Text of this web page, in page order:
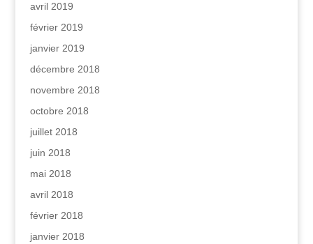
avril 2019
février 2019
janvier 2019
décembre 2018
novembre 2018
octobre 2018
juillet 2018
juin 2018
mai 2018
avril 2018
février 2018
janvier 2018